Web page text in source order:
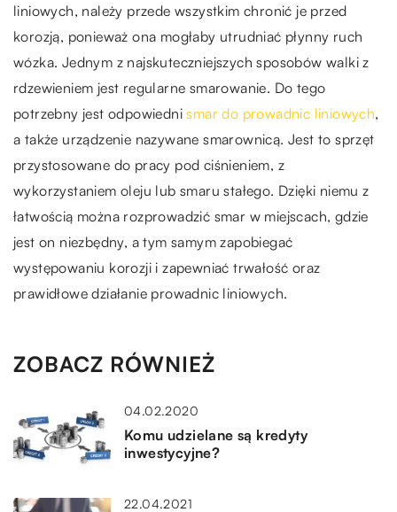
liniowych, należy przede wszystkim chronić je przed
korozją, ponieważ ona mogłaby utrudniać płynny ruch
wózka. Jednym z najskuteczniejszych sposobów walki z
rdzewieniem jest regularne smarowanie. Do tego
potrzebny jest odpowiednismar do prowadnic liniowych,
a także urządzenie nazywane smarownicą. Jest to sprzęt
przystosowane do pracy pod ciśnieniem, z
wykorzystaniem oleju lub smaru stałego. Dzięki niemu z
łatwością można rozprowadzić smar w miejscach, gdzie
jest on niezbędny, a tym samym zapobiegać
występowaniu korozji i zapewniać trwałość oraz
prawidłowe działanie prowadnic liniowych.
ZOBACZ RÓWNIEŻ
04.02.2020
Komu udzielane są kredyty
inwestycyjne?
22.04.2021